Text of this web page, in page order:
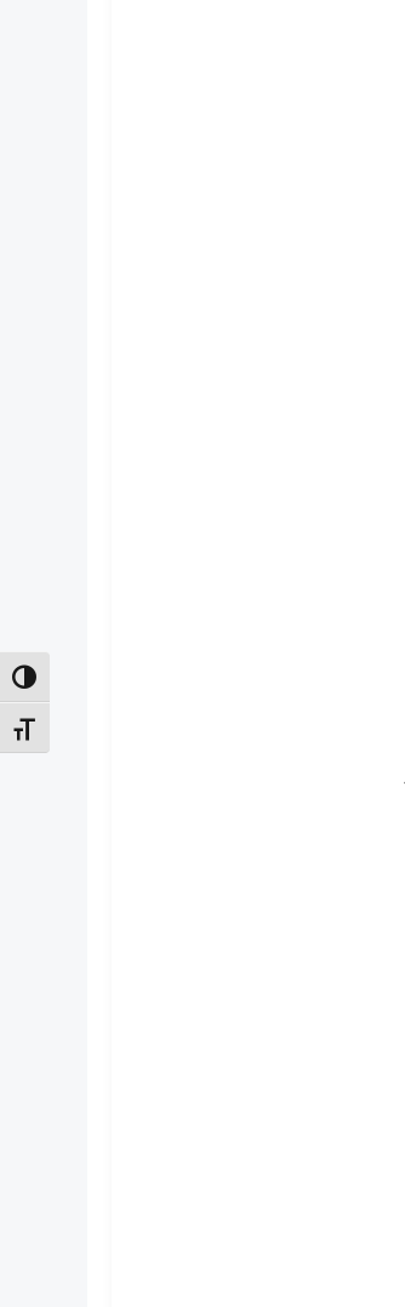
UMSCHALTEN AUF HOHE KONTRASTE
SCHRIFT VERGRÖSSERN